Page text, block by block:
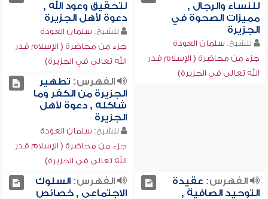
للنساء والرجال ,
مميزات الصحوة في
الجزيرة
للشيخ: سلمان العودة
جزء من محاضرة ( الإسلام قدر
الله تعالى في الجزيرة)
لتحقيق وعود الله ,
دعوة لأهل الجزيرة
للشيخ: سلمان العودة
جزء من محاضرة ( الإسلام قدر
الله تعالى في الجزيرة)
الفهرس: تطهير
الجزيرة من الكفر وما
شاكله , دعوة لأهل
الجزيرة
للشيخ: سلمان العودة
جزء من محاضرة ( الإسلام قدر
الله تعالى في الجزيرة)
الفهرس: عقيدة
التوحيد الصافية ,
الفهرس:السلوك
الاجتماعي , خصائص